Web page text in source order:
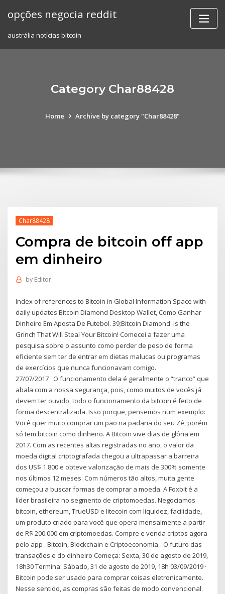
opções negocia reddit
austrália notícias bitcoin
Category Char88428
Home Archive by category "Char88428"
Char88428
Compra de bitcoin off app
em dinheiro
by Editor
Index of references to Bitcoin in Global Information Space with
daily updates Bitcoin Diamond Desktop Wallet, Como Ganhar
Dinheiro Em Aposta De Futebol. 39;Bitcoin Diamond' is the
Grinch That Will Steal Your Bitcoin! Comecei a fazer uma
pesquisa sobre o assunto como perder de peso de forma
eficiente sem ter de entrar em dietas malucas ou programas
de exercícios que nunca funcionavam comigo.
27/07/2017 · O funcionamento dela é geralmente o “tranco” que
abala com a nossa segurança, pois, como muitos de vocês já
devem ter ouvido, todo o funcionamento da bitcoin é feito de
forma descentralizada. Isso porque, pensemos num exemplo:
Você quer muito comprar um pão na padaria do seu Zé, porém
só tem bitcoin como dinheiro. A Bitcoin vive dias de glória em
2017. Com as recentes altas registradas no ano, o valor da
moeda digital criptografada chegou a ultrapassar a barreira
dos US$ 1.800 e obteve valorização de mais de 300% somente
nos últimos 12 meses. Com números tão altos, muita gente
começou a buscar formas de comprar a moeda. A Foxbit é a
líder brasileira no segmento de criptomoedas. Negociamos
bitcoin, ethereum, TrueUSD e litecoin com liquidez, facilidade,
um produto criado para você que opera mensalmente a partir
de R$ 200.000 em criptomoedas. Compre e venda criptos agora
pelo app . Bitcoin, Blockchain e Criptoeconomia - O futuro das
transações e do dinheiro Começa: Sexta, 30 de agosto de 2019,
18h30 Termina: Sábado, 31 de agosto de 2019, 18h 03/09/2019 ·
Bitcoin pode ser usado para comprar coisas eletronicamente.
Nesse sentido, as compras são feitas de modo convencional.